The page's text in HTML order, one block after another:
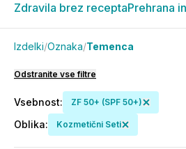
Zdravila brez receptaPrehrana
Izdelki/Oznaka/Temenca
Odstranite vse filtre
Vsebnost: ZF 50+ (SPF 50+)
Oblika: Kozmetični Seti